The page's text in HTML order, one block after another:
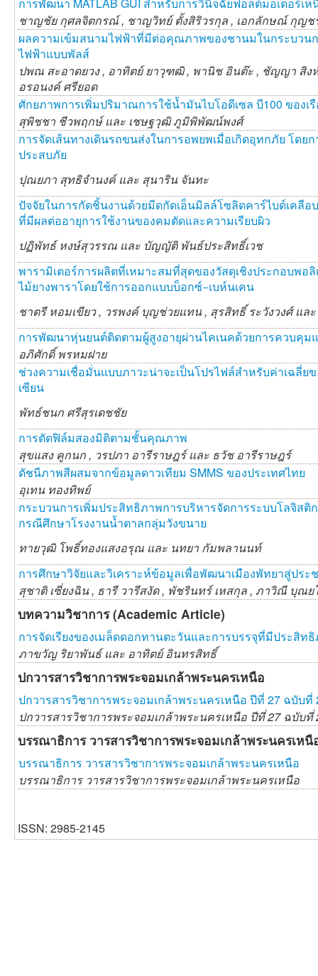
ชาญชัย กุศลจิตกรณ์ , ชาญวิทย์ ตั้งสิริวรกุล , เอกลักษณ์ กุญช
ผลความเข้มสนามไฟฟ้าที่มีต่อคุณภาพของชานมในกระบวน
ไฟฟ้าแบบพัลส์
ปพณ สะอาดยวง , อาทิตย์ ยาวุฑฒิ , พานิช อินต๊ะ , ชัญญา สิง
อรอนงค์ ศรียอด
ศักยภาพการเพิ่มปริมาณการใช้นํ้ามันไบโอดีเซล บี100 ของเ
สุพิชชา ชีวพฤกษ์ และ เชษฐวุฒิ ภูมิพิพัฒน์พงศ์
การจัดเส้นทางเดินรถขนส่งในการอพยพเมื่อเกิดอุทกภัย โดย
ประสบภัย
ปุณยภา สุทธิจำนงค์ และ สุนาริน จันทะ
ปัจจัยในการกัดชิ้นงานด้วยมีดกัดเอ็นมิลล์โซลิดคาร์ไบด์เคลือ
ที่มีผลต่ออายุการใช้งานของคมตัดและความเรียบผิว
ปฏิพัทธ์ หงษ์สุวรรณ และ บัญญัติ พันธ์ประสิทธิ์เวช
พารามิเตอร์การผลิตที่เหมาะสมที่สุดของวัสดุเชิงประกอบพอ
ไม้ยางพาราโดยใช้การออกแบบบ็อกซ์−เบห์นเคน
ชาตรี หอมเขียว , วรพงค์ บุญช่วยแทน , สุรสิทธิ์ ระวังวงศ์ และ
การพัฒนาหุ่นยนต์ติดตามผู้สูงอายุผ่านไคเนคด้วยการควบคุม
อภิศักดิ์ พรหมฝาย
ช่วงความเชื่อมั่นแบบภาวะน่าจะเป็นโปรไฟล์สำหรับค่าเฉลี่ย
เซียน
พัทธ์ชนก ศรีสุรเดชชัย
การตัดฟิล์มสองมิติตามชั้นคุณภาพ
สุขแสง คูกนก , วรปภา อารีราษฎร์ และ ธวัช อารีราษฎร์
ดัชนีภาพสีผสมจากข้อมูลดาวเทียม SMMS ของประเทศไทย
อุเทน ทองทิพย์
กระบวนการเพิ่มประสิทธิภาพการบริหารจัดการระบบโลจิส
กรณีศึกษาโรงงานนํ้าตาลกลุ่มวังขนาย
ทายวุฒิ โพธิ์ทองแสงอรุณ และ นทยา กัมพลานนท์
การศึกษาวิจัยและวิเคราะห์ข้อมูลเพื่อพัฒนาเมืองพัทยาสู่ประ
สุชาติ เซี่ยงฉิน , ธารี วารีสงัด , พัชรินทร์ เหสกุล , ภาวิณี บุณ
บทความวิชาการ (Academic Article)
การจัดเรียงของเมล็ดดอกทานตะวันและการบรรจุที่มีประสิท
ภาขวัญ ริยาพันธ์ และ อาทิตย์ อินทรสิทธิ์
ปกวารสารวิชาการพระจอมเกล้าพระนครเหนือ
ปกวารสารวิชาการพระจอมเกล้าพระนครเหนือ ปีที่ 27 ฉบับที่
ปกวารสารวิชาการพระจอมเกล้าพระนครเหนือ ปีที่ 27 ฉบับที่
บรรณาธิการ วารสารวิชาการพระจอมเกล้าพระนครเหนื
บรรณาธิการ วารสารวิชาการพระจอมเกล้าพระนครเหนือ
บรรณาธิการ วารสารวิชาการพระจอมเกล้าพระนครเหนือ
ISSN: 2985-2145